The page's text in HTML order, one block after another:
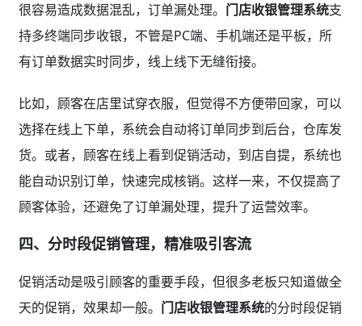
很容易造成数据混乱，订单漏处理。 门店收银管理系统支
持多终端同步收银，不管是PC端、手机端还是平板，所
有订单数据实时同步，线上线下无缝衔接。
比如，顾客在店里试穿衣服，但觉得不方便带回家，可以
选择在线上下单，系统会自动将订单同步到后台，仓库发
货。或者，顾客在线上看到促销活动，到店自提，系统也
能自动识别订单，快速完成核销。这样一来，不仅提高了
顾客体验，还避免了订单漏处理，提升了运营效率。
四、分时段促销管理，精准吸引客流
促销活动是吸引顾客的重要手段，但很多老板只知道做全
天的促销，效果却一般。 门店收银管理系统的分时段促销